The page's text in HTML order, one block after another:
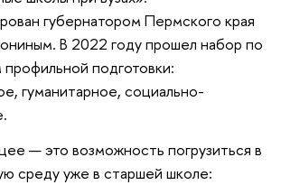
губернатором Пермского края
В 2022 году прошел набор по
подготовки:
гуманитарное, социально-
— это возможность погрузиться в
среду уже в старшей школе: